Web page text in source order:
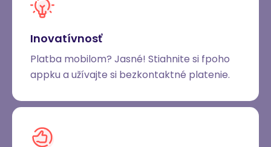
Inovatívnosť
Platba mobilom? Jasné! Stiahnite si fpoho
appku a užívajte si bezkontaktné platenie.